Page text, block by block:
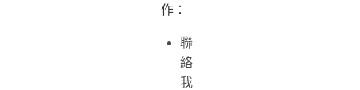
作：
聯
絡
我